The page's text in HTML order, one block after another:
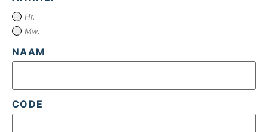
Hr.
Mw.
NAAM
CODE